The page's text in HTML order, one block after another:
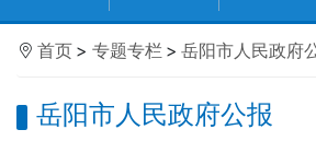
首页 > 专题专栏 > 岳阳市人民政府
岳阳市人民政府公报